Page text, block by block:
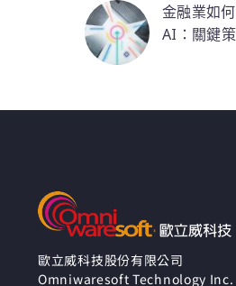
金融業如
AI：關鍵
時擁有大量
結構化資料
道如何善
歐立威科技股份有限公司
Omniwaresoft Technology Inc.